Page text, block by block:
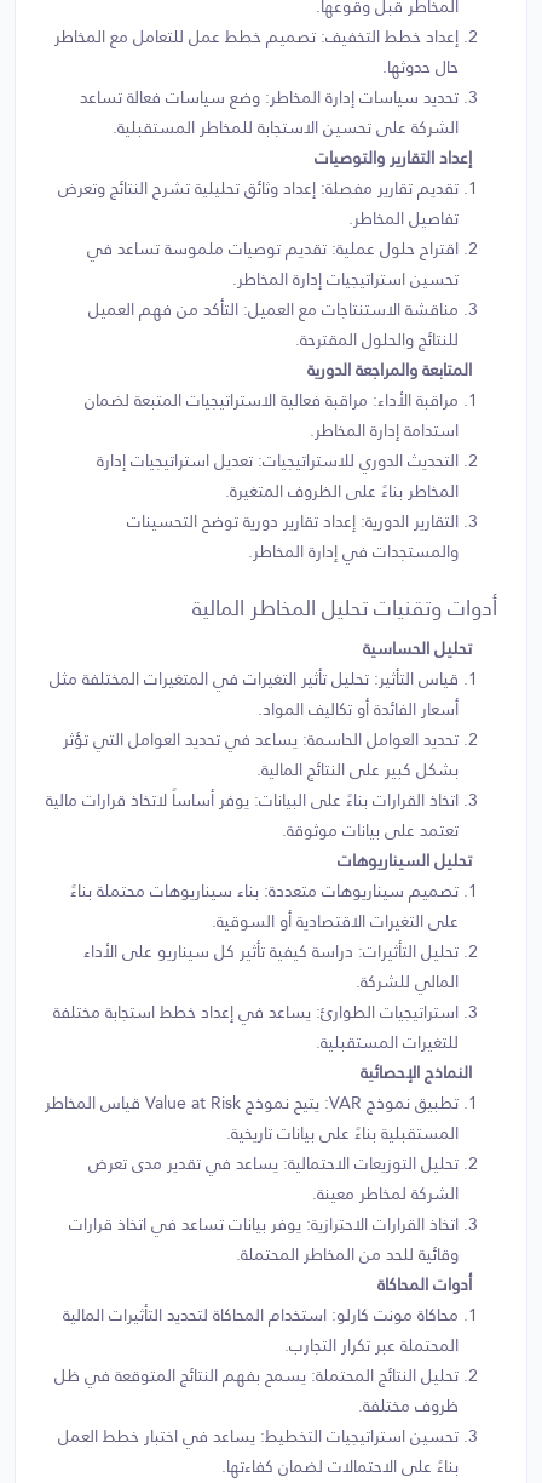
إعداد خطط التخفيف: تصميم خطط عمل للتعامل مع المخاطر
حال حدوثها.
تحديد سياسات إدارة المخاطر: وضع سياسات فعالة تساعد
الشركة على تحسين الاستجابة للمخاطر المستقبلية.
إعداد التقارير والتوصيات
تقديم تقارير مفصلة: إعداد وثائق تحليلية تشرح النتائج وتعرض
تفاصيل المخاطر.
اقتراح حلول عملية: تقديم توصيات ملموسة تساعد في
تحسين استراتيجيات إدارة المخاطر.
مناقشة الاستنتاجات مع العميل: التأكد من فهم العميل
للنتائج والحلول المقترحة.
المتابعة والمراجعة الدورية
مراقبة الأداء: مراقبة فعالية الاستراتيجيات المتبعة لضمان
استدامة إدارة المخاطر.
التحديث الدوري للاستراتيجيات: تعديل استراتيجيات إدارة
المخاطر بناءً على الظروف المتغيرة.
التقارير الدورية: إعداد تقارير دورية توضح التحسينات
والمستجدات في إدارة المخاطر.
أدوات وتقنيات تحليل المخاطر المالية
تحليل الحساسية
قياس التأثير: تحليل تأثير التغيرات في المتغيرات المختلفة مثل
أسعار الفائدة أو تكاليف المواد.
تحديد العوامل الحاسمة: يساعد في تحديد العوامل التي تؤثر
بشكل كبير على النتائج المالية.
اتخاذ القرارات بناءً على البيانات: يوفر أساساً لاتخاذ قرارات مالية
تعتمد على بيانات موثوقة.
تحليل السيناريوهات
تصميم سيناريوهات متعددة: بناء سيناريوهات محتملة بناءً
على التغيرات الاقتصادية أو السوقية.
تحليل التأثيرات: دراسة كيفية تأثير كل سيناريو على الأداء
المالي للشركة.
استراتيجيات الطوارئ: يساعد في إعداد خطط استجابة مختلفة
للتغيرات المستقبلية.
النماذج الإحصائية
تطبيق نموذج VAR: يتيح نموذج Value at Risk قياس المخاطر
المستقبلية بناءً على بيانات تاريخية.
تحليل التوزيعات الاحتمالية: يساعد في تقدير مدى تعرض
الشركة لمخاطر معينة.
اتخاذ القرارات الاحترازية: يوفر بيانات تساعد في اتخاذ قرارات
وقائية للحد من المخاطر المحتملة.
أدوات المحاكاة
محاكاة مونت كارلو: استخدام المحاكاة لتحديد التأثيرات المالية
المحتملة عبر تكرار التجارب.
تحليل النتائج المحتملة: يسمح بفهم النتائج المتوقعة في ظل
ظروف مختلفة.
تحسين استراتيجيات التخطيط: يساعد في اختبار خطط العمل
بناءً على الاحتمالات لضمان كفاءتها.